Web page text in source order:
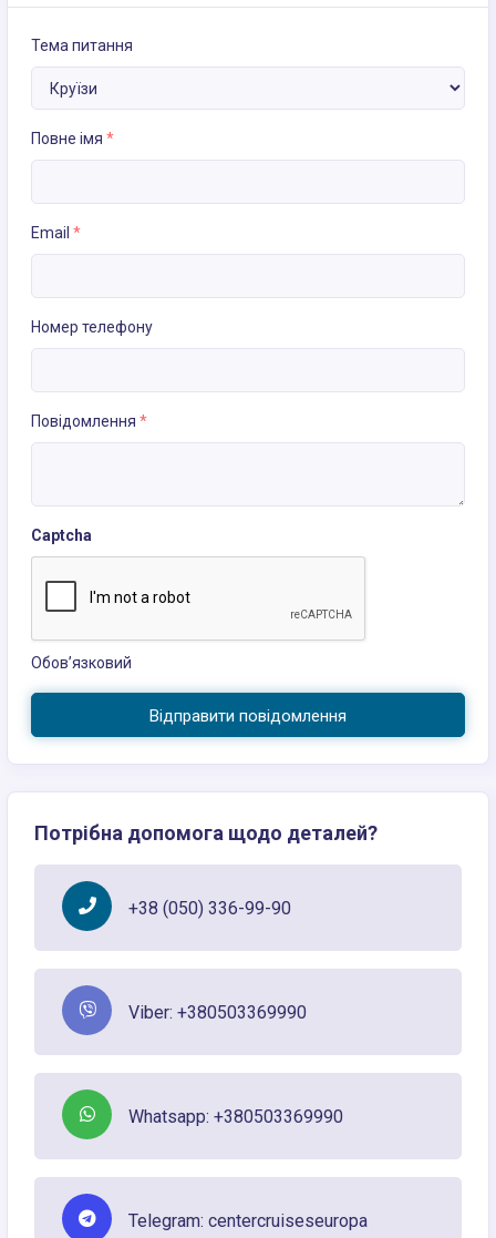
Тема питання
Повне імя *
Email *
Номер телефону
Повідомлення *
Captcha
Обов’язковий
Відправити повідомлення
Потрібна допомога щодо деталей?
+38 (050) 336-99-90
Viber: +380503369990
Whatsapp: +380503369990
Telegram: centercruiseseuropa